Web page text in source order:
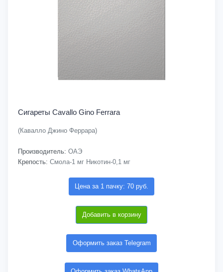
Сигареты Cavallo Gino Ferrara
(Кавалло Джино Феррара)
Производитель: ОАЭ
Крепость: Смола-1 мг Никотин-0,1 мг
Цена за 1 пачку: 70 руб.
Добавить в корзину
Оформить заказ Telegram